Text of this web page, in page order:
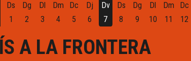
Ds
1
Dg
2
Dl
3
Dm
4
Dc
5
Dj
6
Dv
7
Ds
8
Dg
9
Dl
10
Dm
11
Dc
12
A LA FRONTERA